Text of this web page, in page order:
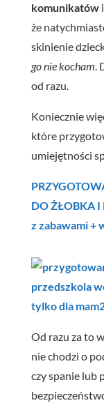
komunikatówi
że
skinienie
go nie kocham.
od razu.
Koniecznie
które
umiejętności
DO ŻŁOBKA I
z zabawami +
Od razu za to
nie chodzi o
czy spanie lub